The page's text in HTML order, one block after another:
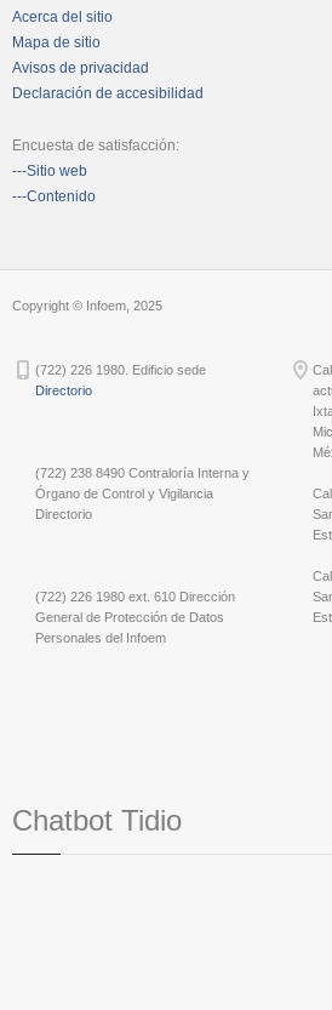
Acerca del sitio
Mapa de sitio
Avisos de privacidad
Declaración de accesibilidad
Encuesta de satisfacción:
---Sitio web
---Contenido
Copyright © Infoem, 2025
(722) 226 1980. Edificio sede
Directorio
(722) 238 8490 Contraloría Interna y
Órgano de Control y Vigilancia
Directorio
(722) 226 1980 ext. 610 Dirección
General de Protección de Datos
Personales del Infoem
Chatbot Tidio